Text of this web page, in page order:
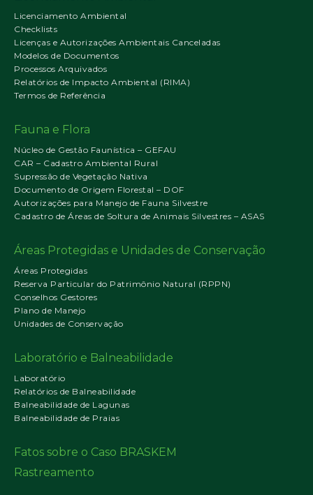
Licenciamento Ambiental
Checklists
Licenças e Autorizações Ambientais Canceladas
Modelos de Documentos
Processos Arquivados
Relatórios de Impacto Ambiental (RIMA)
Termos de Referência
Fauna e Flora
Núcleo de Gestão Faunística – GEFAU
CAR – Cadastro Ambiental Rural
Supressão de Vegetação Nativa
Documento de Origem Florestal – DOF
Autorizações para Manejo de Fauna Silvestre
Cadastro de Áreas de Soltura de Animais Silvestres – ASAS
Áreas Protegidas e Unidades de Conservação
Áreas Protegidas
Reserva Particular do Patrimônio Natural (RPPN)
Conselhos Gestores
Plano de Manejo
Unidades de Conservação
Laboratório e Balneabilidade
Laboratório
Relatórios de Balneabilidade
Balneabilidade de Lagunas
Balneabilidade de Praias
Fatos sobre o Caso BRASKEM
Rastreamento